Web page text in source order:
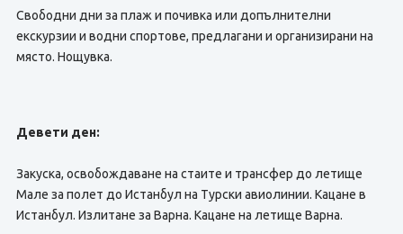
Свободни дни за плаж и почивка или допълнителни
екскурзии и водни спортове, предлагани и организирани на
място. Нощувка.
Девети ден:
Закуска, освобождаване на стаите и трансфер до летище
Мале за полет до Истанбул на Турски авиолинии. Кацане в
Истанбул. Излитане за Варна. Кацане на летище Варна.